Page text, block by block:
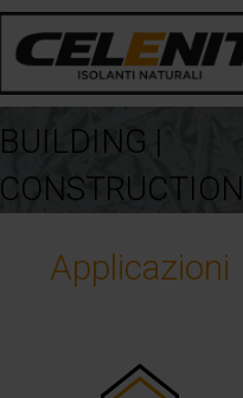
BUILDING |
CONSTRUCTION
Applicazioni